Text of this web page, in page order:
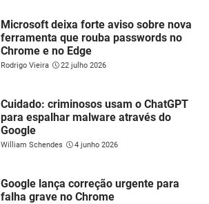
Microsoft deixa forte aviso sobre nova
ferramenta que rouba passwords no
Chrome e no Edge
Rodrigo Vieira 22 julho 2026
Cuidado: criminosos usam o ChatGPT
para espalhar malware através do
Google
William Schendes 4 junho 2026
Google lança correção urgente para
falha grave no Chrome